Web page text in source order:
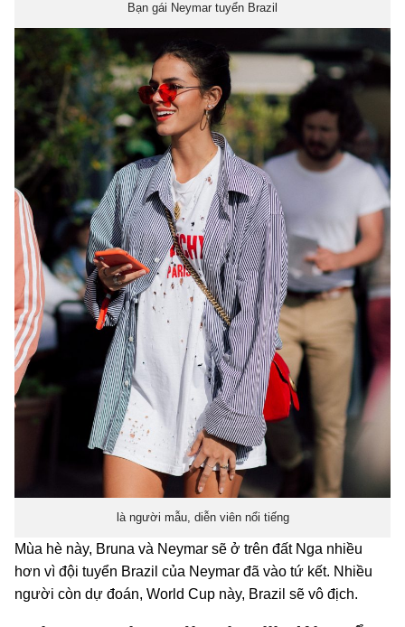
Bạn gái Neymar tuyển Brazil
là người mẫu, diễn viên nổi tiếng
Mùa hè này, Bruna và Neymar sẽ ở trên đất Nga nhiều
hơn vì đội tuyển Brazil của Neymar đã vào tứ kết. Nhiều
người còn dự đoán, World Cup này, Brazil sẽ vô địch.